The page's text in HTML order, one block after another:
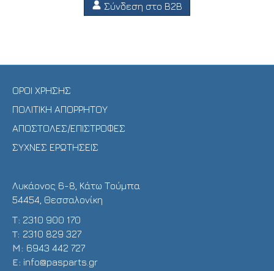
Σύνδεση στο B2B
ΟΡΟΙ ΧΡΗΣΗΣ
ΠΟΛΙΤΙΚΗ ΑΠΟΡΡΗΤΟΥ
ΑΠΟΣΤΟΛΕΣ/ΕΠΙΣΤΡΟΦΕΣ
ΣΥΧΝΕΣ ΕΡΩΤΗΣΕΙΣ
Λυκάονος 6-8, Κάτω Τούμπα
54454, Θεσσαλονίκη
Τ: 2310 900 170
T: 2310 829 327
Μ: 6943 442 727
E: info@pasparts.gr